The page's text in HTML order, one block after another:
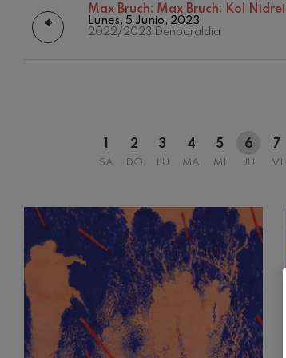
Max Bruch: Max Bruch: Kol Nidrei
Lunes, 5 Junio, 2023
2022/2023 Denboraldia
SA
2
DO
3
LU
4
MA
5
MI
6
JU
7
VI